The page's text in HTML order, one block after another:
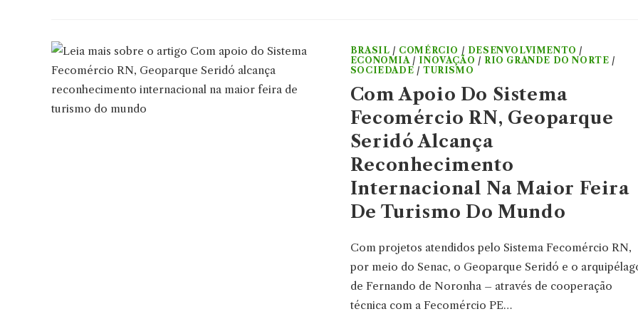
BRASIL / COMÉRCIO / DESENVOLVIMENTO /
ECONOMIA/ INOVAÇÃO / RIO GRANDE DO NORTE /
SOCIEDADE /TURISMO
Com Apoio Do Sistema
Fecomércio RN, Geoparque
Seridó Alcança
Reconhecimento
Internacional Na Maior Feira
De Turismo Do Mundo
Com projetos atendidos pelo Sistema Fecomércio RN,
por meio do Senac, o Geoparque Seridó e o
de Fernando de Noronha – através de cooperação
técnica com a Fecomércio PE…